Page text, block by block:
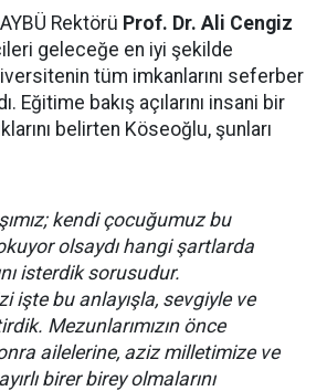
Rektörü Prof. Dr. Ali Cengiz
geleceğe en iyi şekilde
tüm imkanlarını seferber
Eğitime bakış açılarını insani bir
belirten Köseoğlu, şunları
kendi çocuğumuz bu
olsaydı hangi şartlarda
isterdik sorusudur.
işte bu anlayışla, sevgiyle ve
Mezunlarımızın önce
ailelerine, aziz milletimize ve
birer birey olmalarını